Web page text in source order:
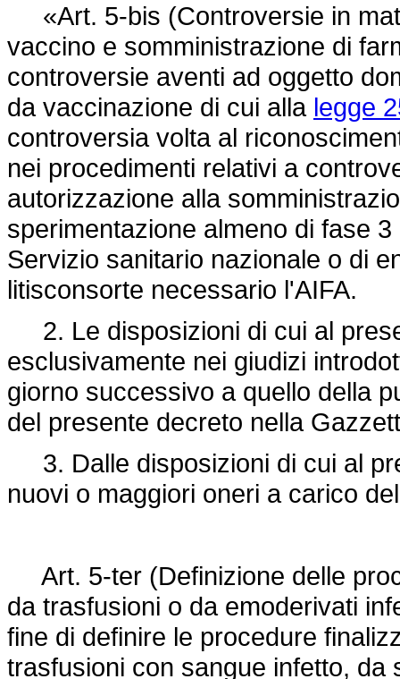
«Art. 5-bis (Controversie in
vaccino e somministrazione di
controversie aventi ad oggetto
da vaccinazione di cui alla legge
controversia volta al
nei procedimenti relativi a
autorizzazione alla
sperimentazione almeno di fase
Servizio sanitario nazionale o di
litisconsorte necessario l'AIFA.
2. Le disposizioni di cui al
esclusivamente nei giudizi
giorno successivo a quello della
del presente decreto nella
3. Dalle disposizioni di cui al
nuovi o maggiori oneri a carico
Art. 5-ter (Definizione delle
da trasfusioni o da emoderivati
fine di definire le procedure
trasfusioni con sangue infetto, da